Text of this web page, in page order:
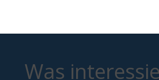
Was